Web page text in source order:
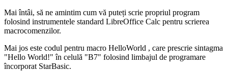
Mai întâi, să ne amintim cum vă puteți scrie propriul program
folosind instrumentele standard LibreOffice Calc pentru scrierea
macrocomenzilor.
Mai jos este codul pentru macro HelloWorld , care prescrie sintagma
"Hello World!" în celulă "B7" folosind limbajul de programare
încorporat StarBasic.